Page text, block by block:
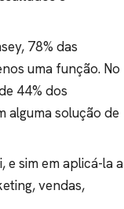
78% das
uma função. No
44% dos
alguma solução de
e sim em aplicá-la a
vendas,